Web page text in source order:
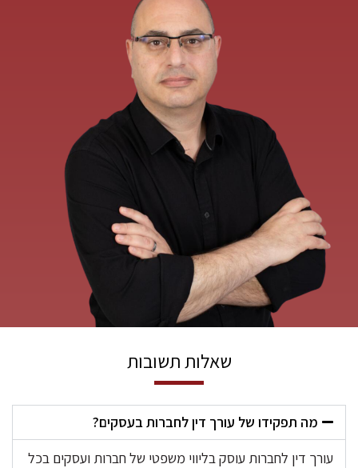
שאלות תשובות
מה תפקידו של עורך דין לחברות בעסקים?
עורך דין לחברות עוסק בליווי משפטי של חברות ועסקים בכל